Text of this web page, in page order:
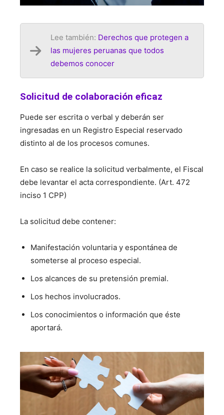
Lee también: Derechos que protegen a
las mujeres peruanas que todos
debemos conocer
Solicitud de colaboración eficaz
Puede ser escrita o verbal y deberán ser
ingresadas en un Registro Especial reservado
distinto al de los procesos comunes.
En caso se realice la solicitud verbalmente, el Fiscal
debe levantar el acta correspondiente. (Art. 472
inciso 1 CPP)
La solicitud debe contener:
Manifestación voluntaria y espontánea de
someterse al proceso especial.
Los alcances de su pretensión premial.
Los hechos involucrados.
Los conocimientos o información que éste
aportará.